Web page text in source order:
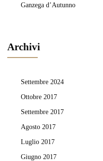
Ganzega d’Autunno
Archivi
Settembre 2024
Ottobre 2017
Settembre 2017
Agosto 2017
Luglio 2017
Giugno 2017